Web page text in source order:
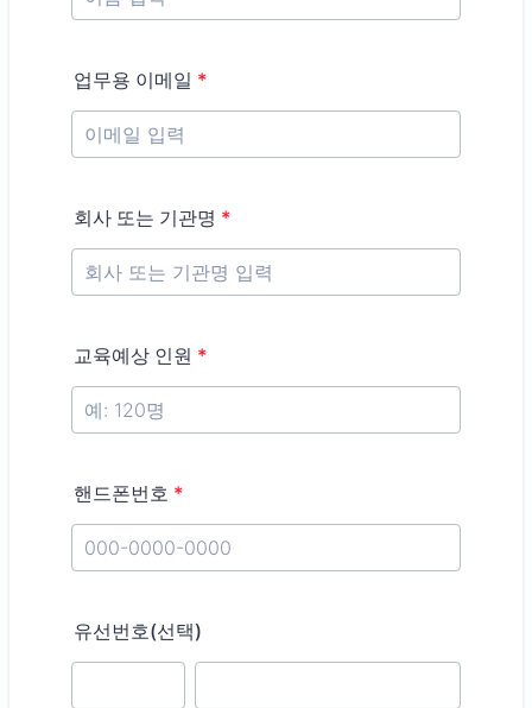
업무용 이메일 *
회사 또는 기관명 *
교육예상 인원 *
핸드폰번호 *
유선번호(선택)